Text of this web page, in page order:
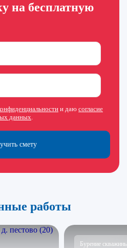
на бесплатную
смету
и даю согласие
данных.
работы
Бурение